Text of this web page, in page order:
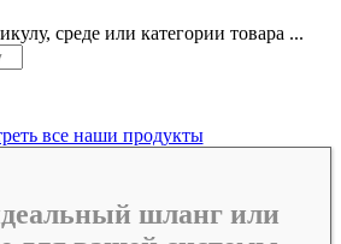
среде или категории товара ...
все наши продукты
шланг или